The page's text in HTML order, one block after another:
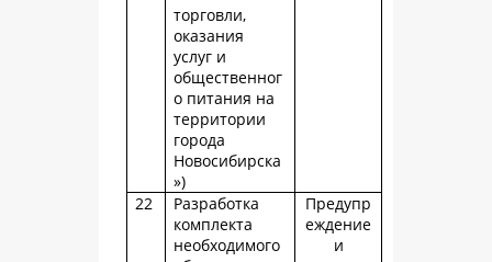
торговли,
оказания
услуг и
общественног
о питания на
территории
города
Новосибирска
»)
22
Разработка
комплекта
необходимого
Предупр
еждение
и